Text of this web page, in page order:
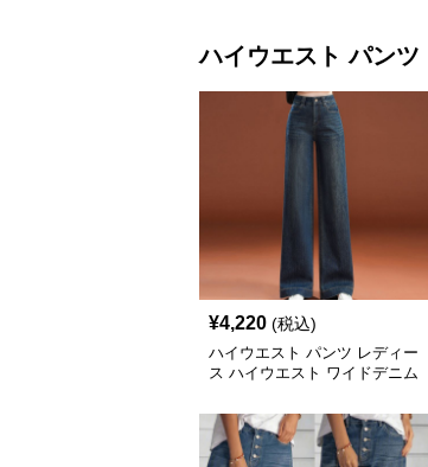
ハイウエスト パンツ
¥4,220 (税込)
ハイウエスト パンツ レディー
ス ハイウエスト ワイドデニム